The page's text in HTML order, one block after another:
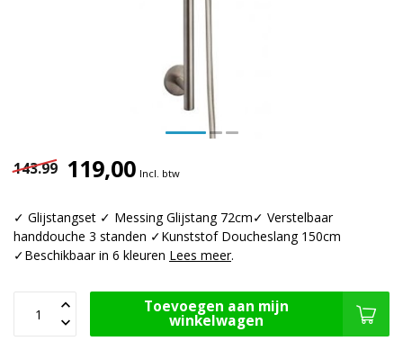
143.99 119,00 Incl. btw
✓ Glijstangset ✓ Messing Glijstang 72cm✓ Verstelbaar
handdouche 3 standen ✓Kunststof Doucheslang 150cm
✓Beschikbaar in 6 kleuren Lees meer.
Toevoegen aan mijn
winkelwagen